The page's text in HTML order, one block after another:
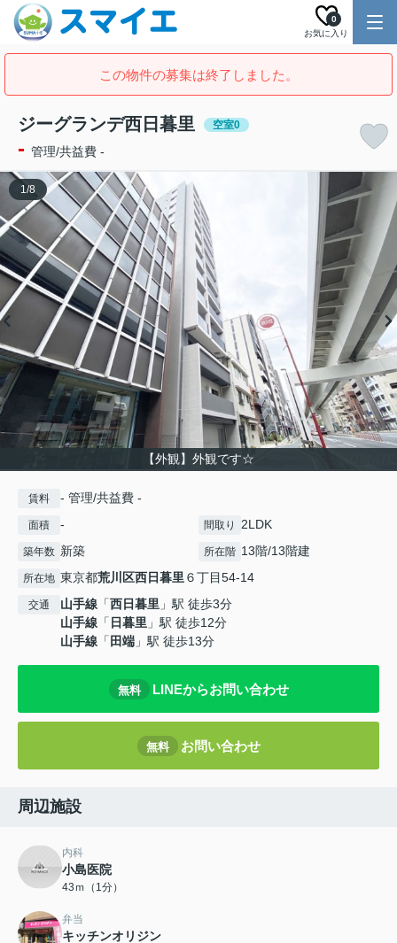
お気に入り
0
この物件の募集は終了しました。
ジーグランデ西日暮里 空室0
- 管理/共益費 -
【外観】外観です☆
1/8
賃料 - 管理/共益費 -
面積 - 間取り 2LDK
築年数 新築 所在階 13階/13階建
所在地 東京都荒川区西日暮里６丁目54-14
交通 山手線 「西日暮里 」駅 徒歩3分
山手線 「 日暮里 」駅 徒歩12分
山手線 「 田端 」駅 徒歩13分
無料 LINEからお問い合わせ
無料 お問い合わせ
周辺施設
内科
小島医院
43ｍ（1分）
弁当
キッチンオリジン